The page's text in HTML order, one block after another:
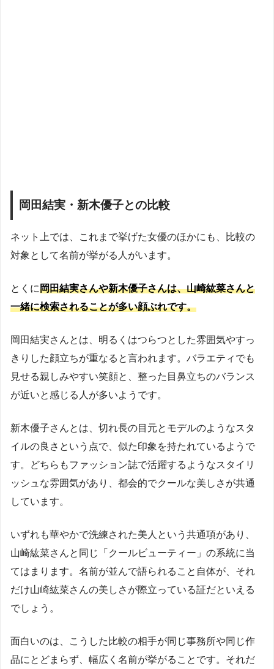
岡田結実・新木優子との比較
ネット上では、これまで挙げた女優のほかにも、比較の
対象として名前が挙がる人がいます。
とくに岡田結実さんや新木優子さんは、山崎紘菜さんと
一緒に検索されることが多い顔ぶれです。
岡田結実さんとは、明るくはつらつとした雰囲気やすっ
きりした顔立ちが重なると言われます。バラエティでも
見せる親しみやすい笑顔と、整った目鼻立ちのバランス
が近いと感じる人が多いようです。
新木優子さんとは、切れ長の目元とモデルのようなスタ
イルの良さという点で、似た印象を持たれているようで
す。どちらもファッション誌で活躍するようなスタイリ
ッシュな雰囲気があり、都会的でクールな美しさが共通
しています。
いずれも華やかで洗練された美人という共通項があり、
山崎紘菜さんと同じ「クールビューティー」の系統に当
てはまります。名前が並んで語られること自体が、それ
だけ山崎紘菜さんの美しさが際立っている証だといえる
でしょう。
面白いのは、こうした比較の相手が同じ事務所や同じ作
品にとどまらず、幅広く名前が挙がることです。それだ